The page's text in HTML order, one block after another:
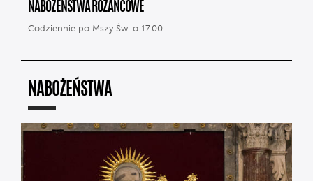
NABOŻEŃSTWA RÓŻAŃCOWE
Codziennie po Mszy Św. o 17.00
NABOŻEŃSTWA